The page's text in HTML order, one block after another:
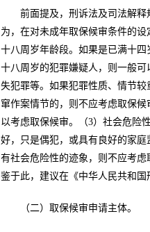
前面提及，刑诉法及司法解
为，在对未成年取保候审条件的
十八周岁年龄段。如果是已满十
十八周岁的犯罪嫌疑人，则一般
失犯罪等。如果犯罪性质、情节
窜作案情节的，则不应考虑取保
以考虑取保候审。（3）社会危险
好，只是偶犯，或具有良好的家
有社会危险性的迹象，则不应考
鉴于此，建议在《中华人民共和国
（二）取保候审申请主体。